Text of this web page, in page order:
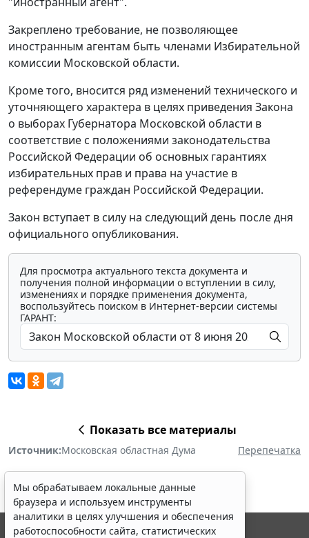
Закреплено требование, не позволяющее
иностранным агентам быть членами Избирательной
комиссии Московской области.
Кроме того, вносится ряд изменений технического и
уточняющего характера в целях приведения Закона
о выборах Губернатора Московской области в
соответствие с положениями законодательства
Российской Федерации об основных гарантиях
избирательных прав и права на участие в
референдуме граждан Российской Федерации.
Закон вступает в силу на следующий день после дня
официального опубликования.
Для просмотра актуального текста документа и
получения полной информации о вступлении в силу,
изменениях и порядке применения документа,
воспользуйтесь поиском в Интернет-версии системы
ГАРАНТ:
Показать все материалы
Источник:Московская областная Дума Перепечатка
Мы обрабатываем локальные данные
браузера и используем инструменты
аналитики в целях улучшения и обеспечения
работоспособности сайта, статистических